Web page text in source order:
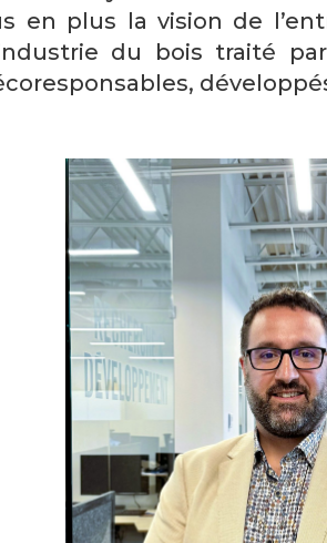
en plus la vision de
du bois traité